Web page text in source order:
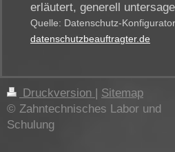
erläutert, generell
Quelle: Datenschutz-
datenschutzbeauftragter.de
Druckversion | Sitemap
© Zahntechnisches Labor und
Schulung